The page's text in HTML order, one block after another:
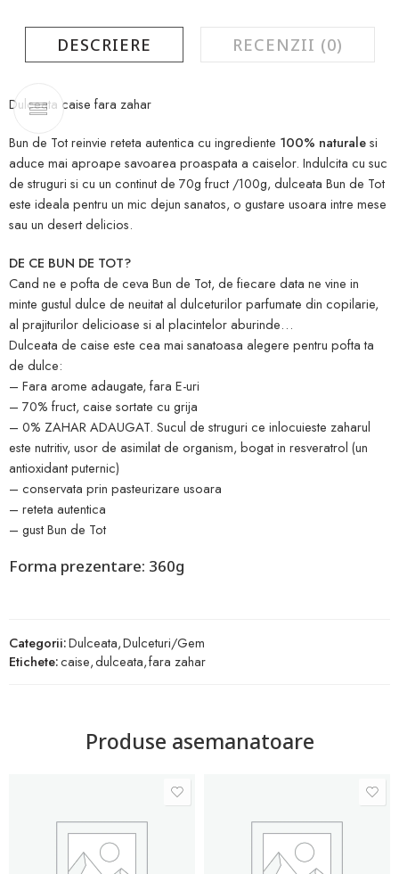
DESCRIERE RECENZII (0)
Dulceata caise fara zahar
Bun de Tot reinvie reteta autentica cu ingrediente 100% naturalesi
aduce mai aproape savoarea proaspata a caiselor. Indulcita cu suc
de struguri si cu un continut de 70g fruct /100g, dulceata Bun de Tot
este ideala pentru un mic dejun sanatos, o gustare usoara intre mese
sau un desert delicios.
DE CE BUN DE TOT?
Cand ne e pofta de ceva Bun de Tot, de fiecare data ne vine in
minte gustul dulce de neuitat al dulceturilor parfumate din copilarie,
al prajiturilor delicioase si al placintelor aburinde…
Dulceata de caise este cea mai sanatoasa alegere pentru pofta ta
de dulce:
– Fara arome adaugate, fara E-uri
– 70% fruct, caise sortate cu grija
– 0% ZAHAR ADAUGAT. Sucul de struguri ce inlocuieste zaharul
este nutritiv, usor de asimilat de organism, bogat in resveratrol (un
antioxidant puternic)
– conservata prin pasteurizare usoara
– reteta autentica
– gust Bun de Tot
Forma prezentare: 360g
Categorii:Dulceata,Dulceturi/Gem
Etichete:caise,dulceata,fara zahar
Produse asemanatoare